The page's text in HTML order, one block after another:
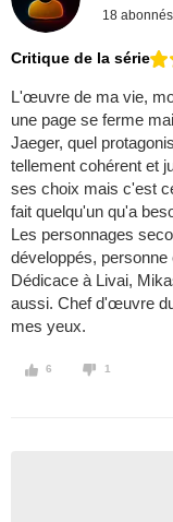
18 abonnés
Critique de la série
L'œuvre de ma vie,
une page se ferme
Jaeger, quel
tellement cohérent et
ses choix mais c'est
fait quelqu'un qu'a
Les personnages
développés, personne
Dédicace à Livai,
aussi. Chef d'œuvre
mes yeux.
6 1